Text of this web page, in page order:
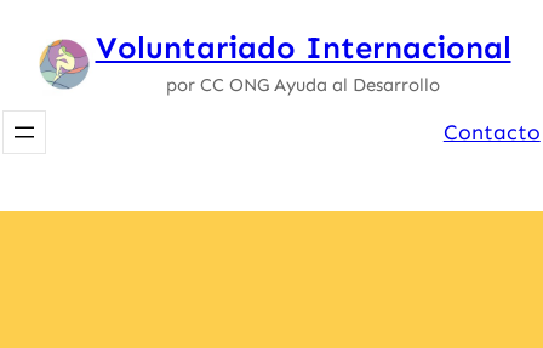
contenido
Voluntariado Internacional
por CC ONG Ayuda al Desarrollo
Contacto